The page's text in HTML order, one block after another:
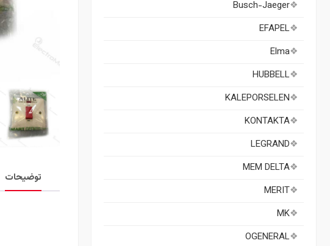
توضیحات
Busch-Jaeger
EFAPEL
Elma
HUBBELL
KALEPORSELEN
KONTAKTA
LEGRAND
MEM DELTA
MERIT
MK
OGENERAL